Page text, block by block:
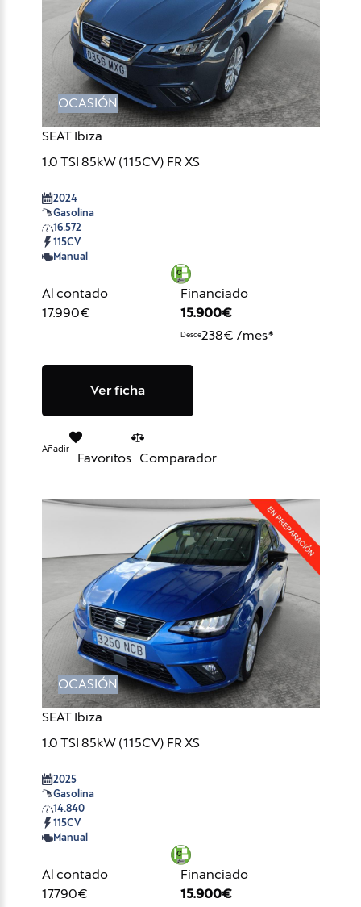
OCASIÓN
SEAT Ibiza
1.0 TSI 85kW (115CV) FR XS
2024
Gasolina
16.572
115CV
Manual
Al contado
17.990€
Financiado
15.900€
Desde238€ /mes*
Ver ficha
Añadir
Favoritos Comparador
OCASIÓN
SEAT Ibiza
1.0 TSI 85kW (115CV) FR XS
2025
Gasolina
14.840
115CV
Manual
Al contado
17.790€
Financiado
15.900€